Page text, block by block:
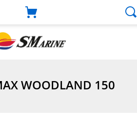
WOODLAND 150